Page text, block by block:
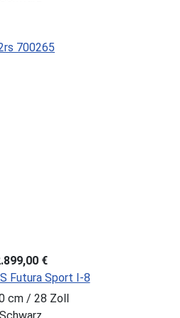
€
Futura Sport I-8
cm / 28 Zoll